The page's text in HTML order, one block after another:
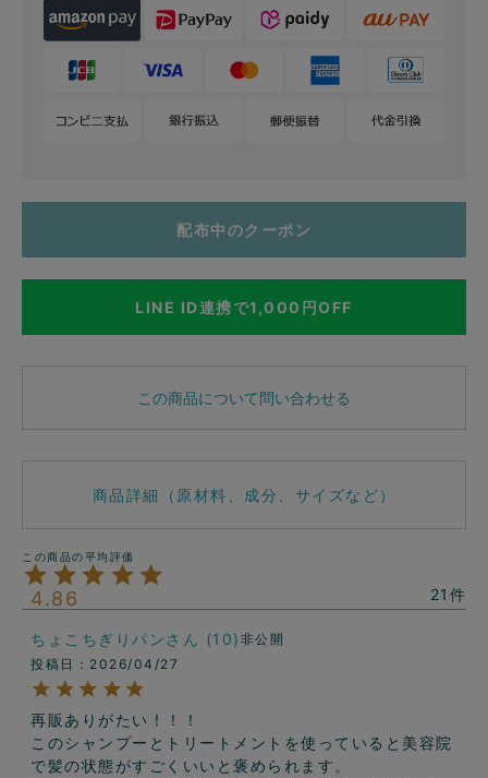
配布中のクーポン
LINE ID連携で1,000円OFF
この商品について問い合わせる
商品詳細（原材料、成分、サイズなど）
4.86 21
ちょこちぎりパン 10 非公開
投稿日
2026/04/27
再販ありがたい！！！
このシャンプーとトリートメントを使っていると美容院
で髪の状態がすごくいいと褒められます。